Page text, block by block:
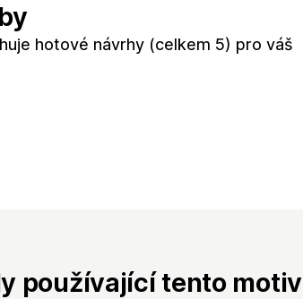
hotové návrhy (celkem 5) pro váš
používající tento motiv